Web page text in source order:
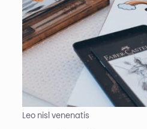
Leo nisl venenatis